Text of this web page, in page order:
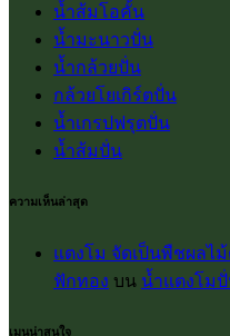
น้ำส้มโอคั้น
น้ำมะนาวปั่น
น้ำกล้วยปั่น
กล้วยโยเกิร์ตปั่น
น้ำเกรปฟรุตปั่น
น้ำส้มปั่น
ความเห็นล่าสุด
แตงโม จัดเป็นพืชผลไ
ฟักทอง บน น้ำแตงโม
เมนูน่าสนใจ